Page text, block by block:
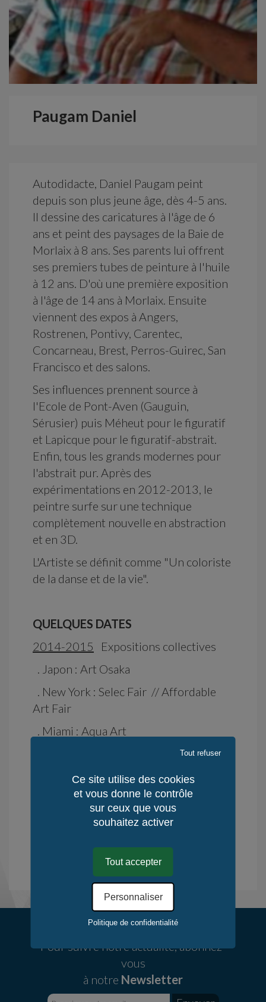
Paugam Daniel
Autodidacte, Daniel Paugam peint
depuis son plus jeune âge, dès 4-5 ans.
Il dessine des caricatures à l'âge de 6
ans et peint des paysages de la Baie de
Morlaix à 8 ans. Ses parents lui offrent
ses premiers tubes de peinture à l'huile
à 12 ans. D'où une première exposition
à l'âge de 14 ans à Morlaix. Ensuite
viennent des expos à Angers,
Rostrenen, Pontivy, Carentec,
Concarneau, Brest, Perros-Guirec, San
Francisco et des salons.
Ses influences prennent source à
l'Ecole de Pont-Aven (Gauguin,
Sérusier) puis Méheut pour le figuratif
et Lapicque pour le figuratif-abstrait.
Enfin, tous les grands modernes pour
l'abstrait pur. Après des
expérimentations en 2012-2013, le
peintre surfe sur une technique
complètement nouvelle en abstraction
et en 3D.
L'Artiste se définit comme "Un coloriste
de la danse et de la vie".
QUELQUES DATES
2014-2015 Expositions collectives
. Japon : Art Osaka
. New York : Selec Fair // Affordable
Art Fair
. Miami : Aqua Art
. Toronto
. Washington
. Allemagne : AAF Hambourg 2016
Pour suivre notre actualité, abonnez-
vous
à notre Newsletter
Ce site utilise des cookies
et vous donne le contrôle
sur ceux que vous
souhaitez activer
Tout accepter
Tout refuser
Personnaliser
Politique de confidentialité